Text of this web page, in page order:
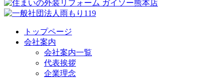
トップページ
会社案内
会社案内一覧
代表挨拶
企業理念